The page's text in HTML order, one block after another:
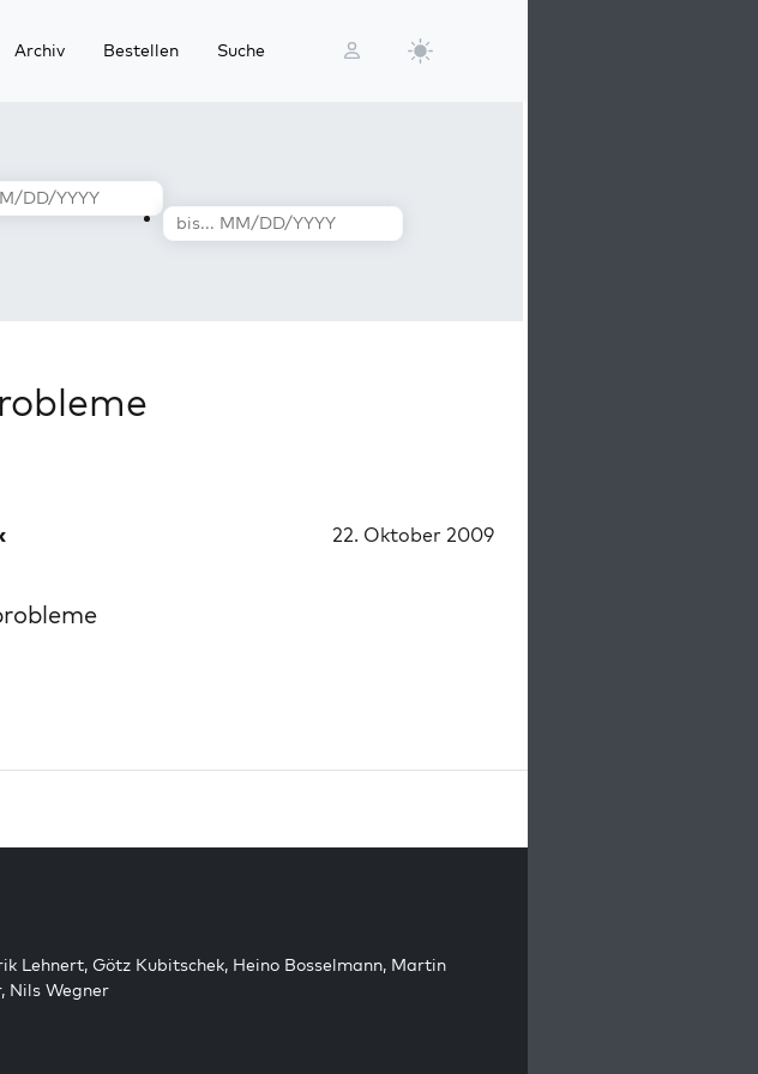
Archiv Bestellen Suche
22. Oktober 2009
Lehnert, Götz Kubitschek, Heino Bosselmann, Martin
, Nils Wegner